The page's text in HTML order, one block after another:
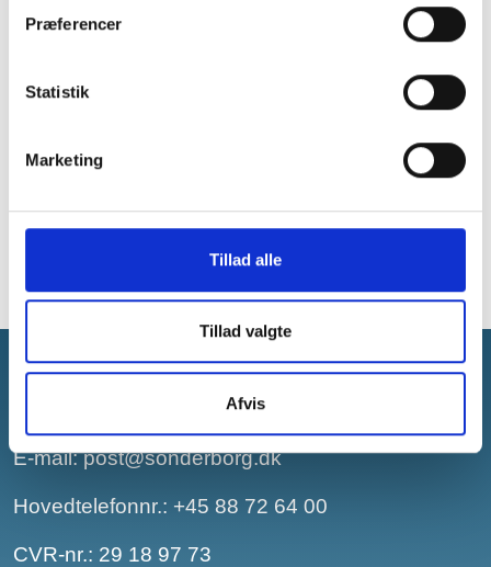
Præferencer
Statistik
Marketing
Tillad alle
Tillad valgte
Afvis
Kontakt os
Pladsanvisningen
Tlf. nr.:+45 88 72 47 55
Sønderborg Kommune
E-mail:post@sonderborg.dk
Hovedtelefonnr.: +45 88 72 64 00
CVR-nr.: 29 18 97 73